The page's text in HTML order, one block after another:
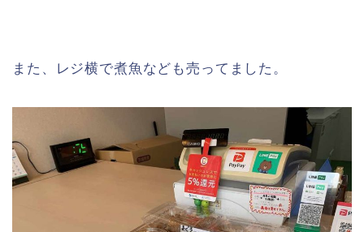
また、レジ横で煮魚なども売ってました。